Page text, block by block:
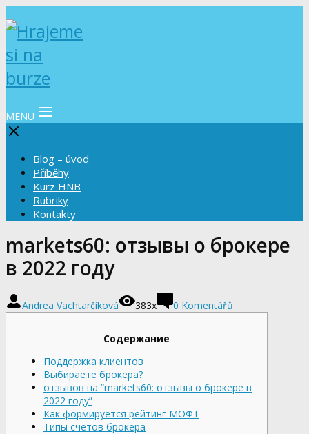
MENU
Blog – úvod
Příběhy
Kurz HNB
Rubriky
Kontakty
markets60: отзывы о брокере
в 2022 году
Andrea Vachtarčíková 383x 0 Komentářů
Содержание
Поддержка клиентов
Выбираете брокера?
отзывов на “markets60: отзывы о брокере в
2022 году”
Как формируется рейтинг МОФТ
Типы счетов брокера